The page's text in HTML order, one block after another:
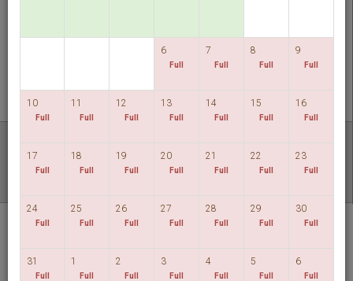
ค้นพบราคาที่ต่ำที่สุดของเรา
วันที่มีความยืดหยุ่น
Hotel HD Palace
ภาษาไทย TWD
6
Full
7
Full
8
Full
9
Full
10
Full
11
Full
12
Full
13
Full
14
Full
15
Full
16
Full
17
Full
18
Full
19
Full
20
Full
21
Full
22
Full
23
Full
24
Full
25
Full
26
Full
27
Full
28
Full
29
Full
30
Full
31
Full
1
Full
2
Full
3
Full
4
Full
5
Full
6
Full